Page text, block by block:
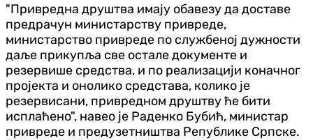
"Привредна друштва имају обавезу да доставе
предрачун министарству привреде,
министарство привреде по службеној дужности
даље прикупља све остале документе и
резервише средства, и по реализацији коначног
пројекта и онолико средстава, колико је
резервисани, привредном друштву ће бити
исплаћено", навео је Раденко Бубић, министар
привреде и предузетништва Републике Српске.